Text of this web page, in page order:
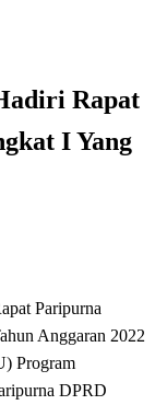
Rapat
I Yang
Paripurna
Anggaran 2022
Program
DPRD